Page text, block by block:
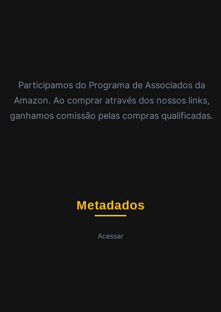
Participamos do Programa de Associados da
Amazon. Ao comprar através dos nossos links,
ganhamos comissão pelas compras qualificadas.
Metadados
Acessar